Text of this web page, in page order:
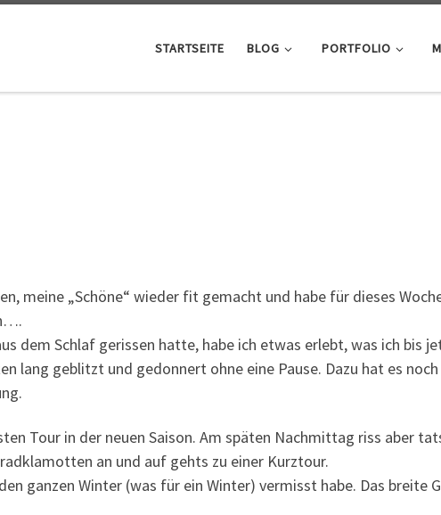
STARTSEITE BLOG PORTFOLIO
meine „Schöne“ wieder fit gemacht und habe für dieses
dem Schlaf gerissen hatte, habe ich etwas erlebt, was ich bis
lang geblitzt und gedonnert ohne eine Pause. Dazu hat es
Tour in der neuen Saison. Am späten Nachmittag riss aber
an und auf gehts zu einer Kurztour.
ganzen Winter (was für ein Winter) vermisst habe. Das breite